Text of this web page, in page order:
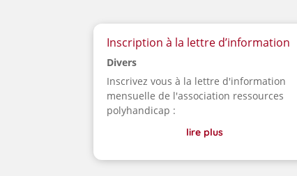
Inscription à la lettre d’information
Divers
Inscrivez vous à la lettre d'information
mensuelle de l'association ressources
polyhandicap :
lire plus